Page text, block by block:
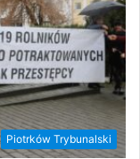
Piotrków Trybunalski